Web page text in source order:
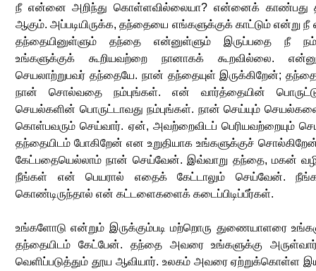
நீ என்னை அறிந்து கொள்ளவில்லையா? என்னைக் காண்பது
ஆகும். அப்படியிருக்க, தந்தையை எங்களுக்குக் காட்டும் என்று நீ
தந்தையினுள்ளும் தந்தை என்னுள்ளும் இருப்பதை நீ
உங்களுக்குக் கூறியவற்றை நானாகக் கூறவில்லை.
செயலாற்றுபவர் தந்தையே. நான் தந்தையுள் இருக்கிறேன்;
நான் சொல்வதை நம்புங்கள். என் வார்த்தையின்
செயல்களின் பொருட்டாவது நம்புங்கள். நான் செய்யும்
கொள்பவரும் செய்வார். ஏன், அவற்றைவிடப் பெரியவற்றையும்
தந்தையிடம் போகிறேன் என உறுதியாக உங்களுக்குச்
கேட்பதையெல்லாம் நான் செய்வேன். இவ்வாறு தந்தை, மகன்
நீங்கள் என் பெயரால் எதைக் கேட்டாலும் செய்வேன்.
கொண்டிருந்தால் என் கட்டளைகளைக் கடைப்பிடிப்பீர்கள்.
உங்களோடு என்றும் இருக்கும்படி மற்றொரு துணையாளரை
தந்தையிடம் கேட்பேன். தந்தை அவரை உங்களுக்கு
வெளிப்படுத்தும் தூய ஆவியார். உலகம் அவரை ஏற்றுக்கொள்ள